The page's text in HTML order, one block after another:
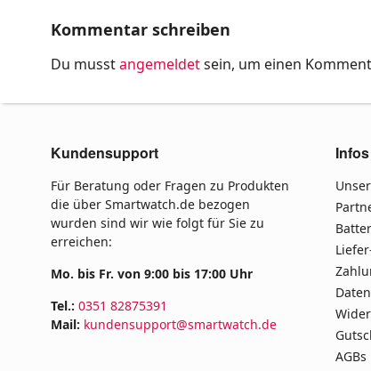
Kommentar schreiben
Du musstangemeldetsein, um einen
Kundensupport
Für Beratung oder Fragen zu Produkten
die über Smartwatch.de bezogen
wurden sind wir wie folgt für Sie zu
erreichen:
Mo. bis Fr. von 9:00 bis 17:00 Uhr
Tel.: 0351 82875391
Mail: kundensupport@smartwatch.de
AGBs